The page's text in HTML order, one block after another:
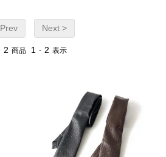
Next >
2 商品 1 - 2 表示